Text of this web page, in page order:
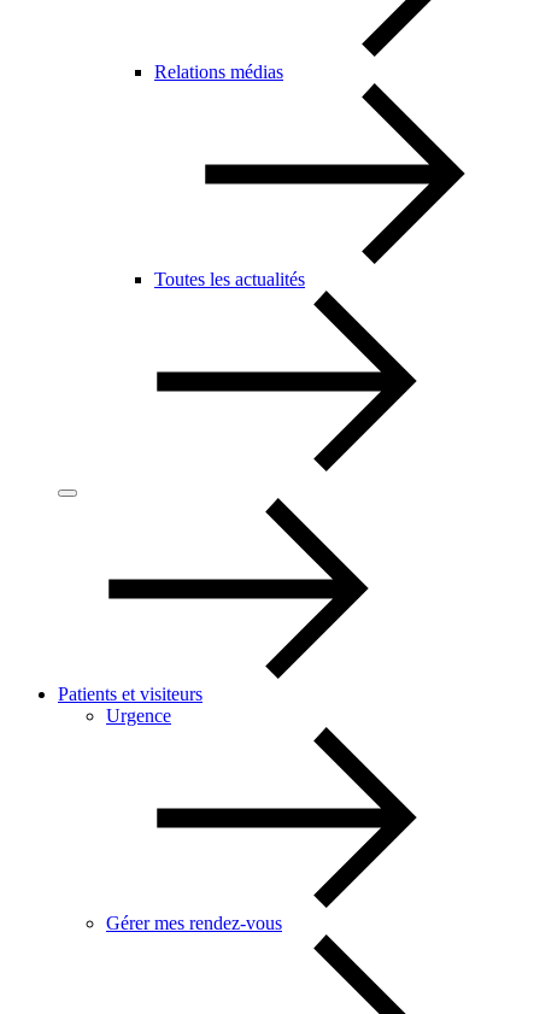
Relations médias
Toutes les actualités
Patients et visiteurs
Urgence
Gérer mes rendez-vous